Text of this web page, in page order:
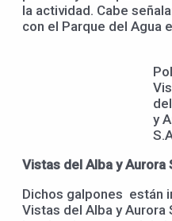
la actividad. Cabe
con el Parque del Agua
y
Vistas del Alba y Aurora
Dichos galpones están
Vistas del Alba y Aurora